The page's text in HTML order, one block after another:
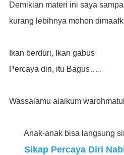
Demikian materi ini saya
kurang lebihnya mohon
Ikan berduri, Ikan gabus
Percaya diri, itu Bagus…..
Wassalamu alaikum
Anak-anak bisa langsung
Sikap Percaya Diri